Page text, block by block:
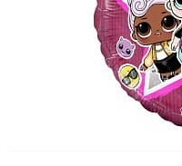
Избранное